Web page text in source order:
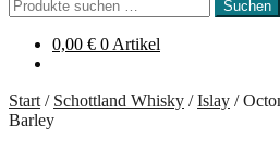
nach:
Suchen
0,00 € 0 Artikel
Start / Schottland Whisky /Islay /
Barley